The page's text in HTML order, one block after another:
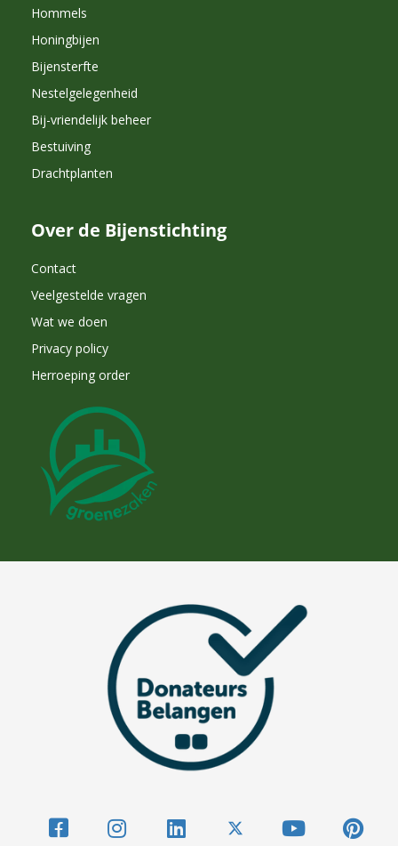
Hommels
Honingbijen
Bijensterfte
Nestelgelegenheid
Bij-vriendelijk beheer
Bestuiving
Drachtplanten
Over de Bijenstichting
Contact
Veelgestelde vragen
Wat we doen
Privacy policy
Herroeping order